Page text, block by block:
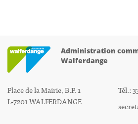
Administration
Walferdange
Place de la Mairie, B.P. 1
L-7201 WALFERDANGE
Tél.: